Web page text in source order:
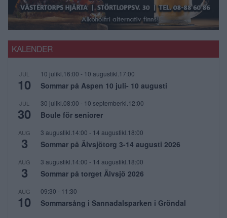
KALENDER
JUL
10
10 julikl.16:00 - 10 augustikl.17:00
Sommar på Aspen 10 juli- 10 augusti
JUL
30
30 julikl.08:00 - 10 septemberkl.12:00
Boule för seniorer
AUG
3
3 augustikl.14:00 - 14 augustikl.18:00
Sommar på Älvsjötorg 3-14 augusti 2026
AUG
3
3 augustikl.14:00 - 14 augustikl.18:00
Sommar på torget Älvsjö 2026
AUG
10
09:30 - 11:30
Sommarsång i Sannadalsparken i Gröndal